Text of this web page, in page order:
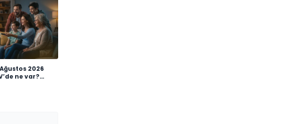
Ağustos 2026
ne var?